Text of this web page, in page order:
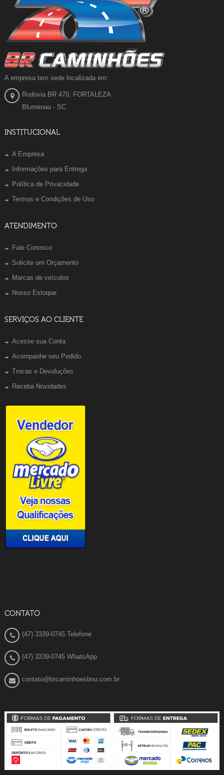
A empresa tem sede localizada em:
Rodovia BR 470, FORTALEZA
Blumenau - SC
INSTITUCIONAL
A Empresa
Informações para Entrega
Política de Privacidade
Termos e Condições de Uso
ATENDIMENTO
Fale Conosco
Solicite um Orçamento
Marcas de veículos
Nosso Estoque
SERVIÇOS AO CLIENTE
Acesse sua Conta
Acompanhe seu Pedido
Trocas e Devoluções
Receba Novidades
CONTATO
(47) 3339-0745 Telefone
(47) 3339-0745 WhatsApp
contato@brcaminhoesbnu.com.br